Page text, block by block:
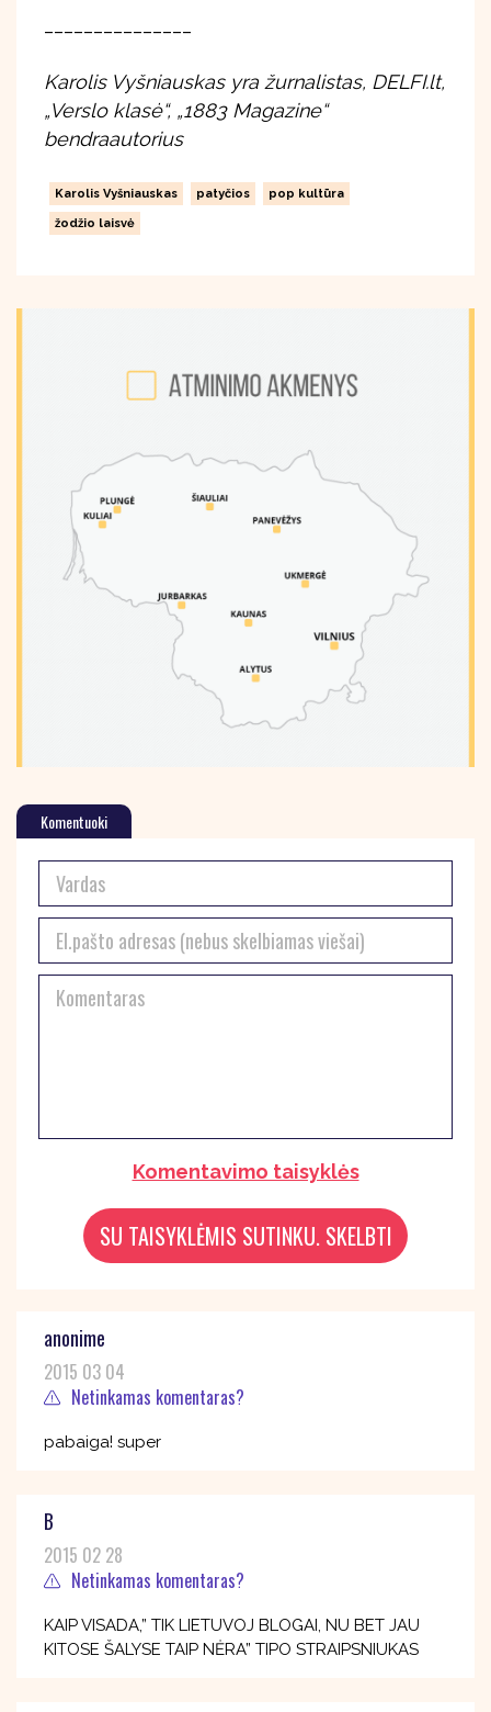
Karolis Vyšniauskas yra žurnalistas, DELFI.lt,
„Verslo klasė“, „1883 Magazine“
bendraautorius
Karolis Vyšniauskas patyčios pop kultūra
žodžio laisvė
Komentuoki
Komentavimo taisyklės
anonime
2015 03 04
Netinkamas komentaras?
pabaiga! super
B
2015 02 28
Netinkamas komentaras?
KAIP VISADA,” TIK LIETUVOJ BLOGAI, NU BET JAU
KITOSE ŠALYSE TAIP NĖRA” TIPO STRAIPSNIUKAS